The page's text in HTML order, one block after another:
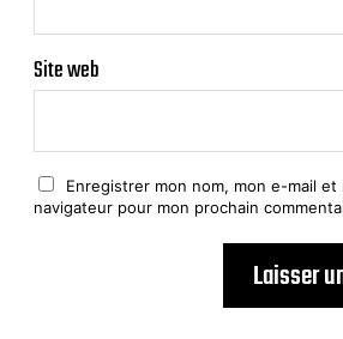
Site web
Enregistrer mon nom, mon e-mail et
navigateur pour mon prochain